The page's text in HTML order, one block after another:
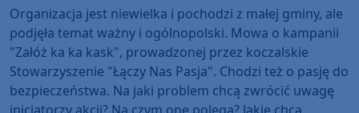
Organizacja jest niewielka i pochodzi z małej gminy, ale
podjęła temat ważny i ogólnopolski. Mowa o kampanii
"Załóż ka ka kask", prowadzonej przez koczalskie
Stowarzyszenie "Łączy Nas Pasja". Chodzi też o pasję do
bezpieczeństwa. Na jaki problem chcą zwrócić uwagę